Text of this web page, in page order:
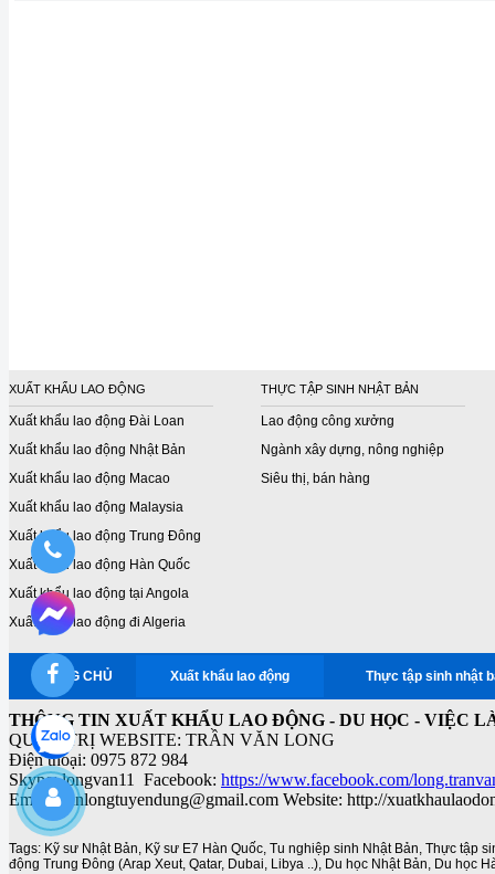
XUẤT KHẨU LAO ĐỘNG
Xuất khẩu lao động Đài Loan
Xuất khẩu lao động Nhật Bản
Xuất khẩu lao động Macao
Xuất khẩu lao động Malaysia
Xuất khẩu lao động Trung Đông
Xuất khẩu lao động Hàn Quốc
Xuất khẩu lao động tại Angola
Xuất khẩu lao động đi Algeria
THỰC TẬP SINH NHẬT BẢN
Lao động công xưởng
Ngành xây dựng, nông nghiệp
Siêu thị, bán hàng
TRANG CHỦ Xuất khẩu lao động Thực tập sinh nhật
THÔNG TIN XUẤT KHẨU LAO ĐỘNG - DU HỌC - VIỆC
QUẢN TRỊ WEBSITE: TRẦN VĂN LONG
Điện thoại: 0975 872 984
Skype: longvan11 Facebook: https://www.facebook.com/
Email: vanlongtuyendung@gmail.com Website: http://
Tags: Kỹ sư Nhật Bản, Kỹ sư E7 Hàn Quốc, Tu nghiệp sinh Nhật Bản, Thực tập
động Trung Đông (Arap Xeut, Qatar, Dubai, Libya ..), Du học Nhật Bản, Du học